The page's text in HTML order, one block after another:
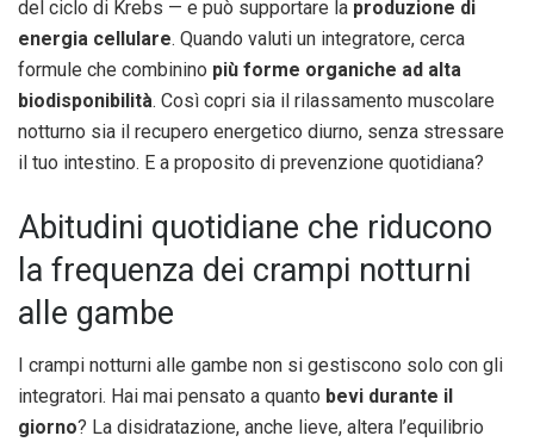
del ciclo di Krebs — e può supportare la produzione di
energia cellulare. Quando valuti un integratore, cerca
formule che combinino più forme organiche ad alta
biodisponibilità. Così copri sia il rilassamento muscolare
notturno sia il recupero energetico diurno, senza stressare
il tuo intestino. E a proposito di prevenzione quotidiana?
Abitudini quotidiane che riducono
la frequenza dei crampi notturni
alle gambe
I crampi notturni alle gambe non si gestiscono solo con gli
integratori. Hai mai pensato a quanto bevi durante il
giorno? La disidratazione, anche lieve, altera l’equilibrio